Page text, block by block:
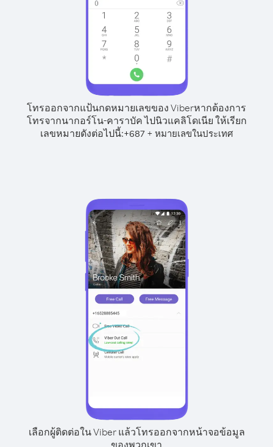
โทรออกจากแป้นกดหมายเลขของ Viberหากต้องการ
โทรจากนากอร์โน-คาราบัค ไปนิวแคลิโดเนีย ให้เรียก
เลขหมายดังต่อไปนี้:+687+ หมายเลขในประเทศ
เลือกผู้ติดต่อใน Viber แล้วโทรออกจากหน้าจอข้อมูล
ของพวกเขา